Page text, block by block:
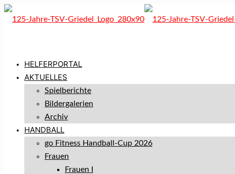
HELFERPORTAL
AKTUELLES
Spielberichte
Bildergalerien
Archiv
HANDBALL
go Fitness Handball-Cup 2026
Frauen
Frauen I